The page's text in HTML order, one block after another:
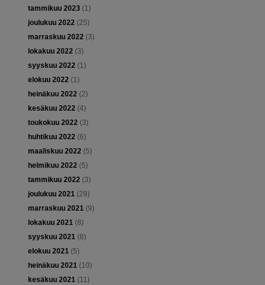
tammikuu 2023(1)
joulukuu 2022(25)
marraskuu 2022(3)
lokakuu 2022(3)
syyskuu 2022(1)
elokuu 2022(1)
heinäkuu 2022(2)
kesäkuu 2022(4)
toukokuu 2022(3)
huhtikuu 2022(6)
maaliskuu 2022(5)
helmikuu 2022(5)
tammikuu 2022(3)
joulukuu 2021(29)
marraskuu 2021(9)
lokakuu 2021(8)
syyskuu 2021(8)
elokuu 2021(5)
heinäkuu 2021(10)
kesäkuu 2021(11)